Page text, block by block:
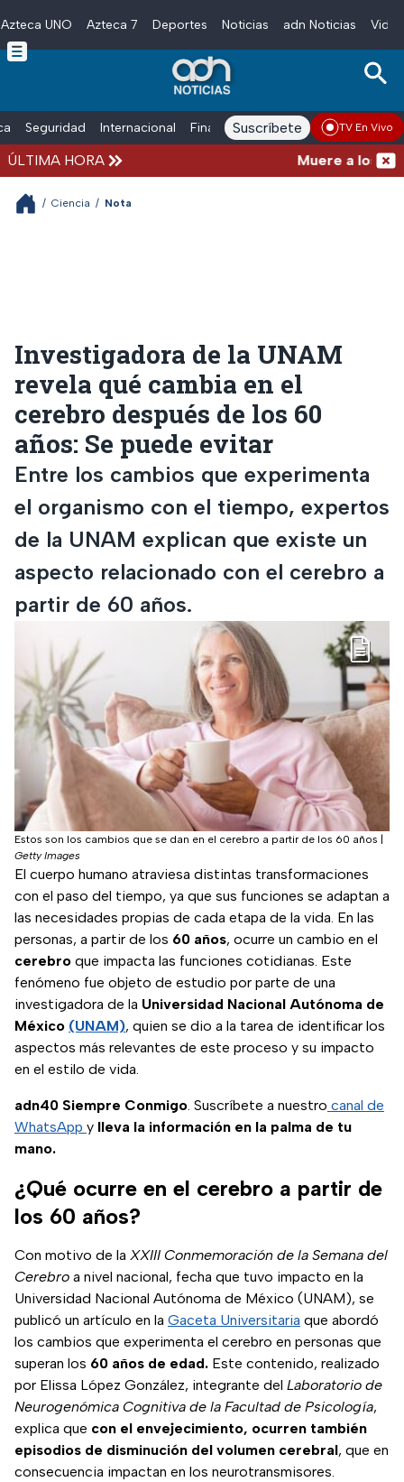
Skip to main content
Azteca UNO Azteca 7 Deportes Noticias adn Noticias
Seguridad Internacional Finanzas adn Noticias Radio
Suscríbete TV En Vivo
ÚLTIMA HORA Muere a los 68
/ Ciencia / Nota
Investigadora de la UNAM
revela qué cambia en el
cerebro después de los 60
años: Se puede evitar
Entre los cambios que experimenta
el organismo con el tiempo, expertos
de la UNAM explican que existe un
aspecto relacionado con el cerebro a
partir de 60 años.
Estos son los cambios que se dan en el cerebro a partir de los 60 años
Getty Images
El cuerpo humano atraviesa distintas transformaciones
con el paso del tiempo, ya que sus funciones se adaptan a
las necesidades propias de cada etapa de la vida. En las
personas, a partir de los 60 años, ocurre un cambio en el
cerebro que impacta las funciones cotidianas. Este
fenómeno fue objeto de estudio por parte de una
investigadora de la Universidad Nacional Autónoma de
México (UNAM), quien se dio a la tarea de identificar los
aspectos más relevantes de este proceso y su impacto
en el estilo de vida.
adn40 Siempre Conmigo. Suscríbete a nuestro canal de
WhatsApp y lleva la información en la palma de tu
mano.
¿Qué ocurre en el cerebro a partir de
los 60 años?
Con motivo de la XXIII Conmemoración de la Semana del
Cerebro a nivel nacional, fecha que tuvo impacto en la
Universidad Nacional Autónoma de México (UNAM), se
publicó un artículo en la Gaceta Universitaria que abordó
los cambios que experimenta el cerebro en personas que
superan los 60 años de edad. Este contenido, realizado
por Elissa López González, integrante del Laboratorio de
Neurogenómica Cognitiva de la Facultad de Psicología,
explica que con el envejecimiento, ocurren también
episodios de disminución del volumen cerebral, que en
consecuencia impactan en los neurotransmisores.